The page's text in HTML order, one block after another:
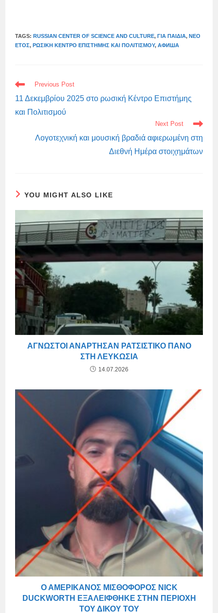
TAGS:RUSSIAN CENTER OF SCIENCE AND CULTURE, ΓΙΑ ΠΑΙΔΙΆ, ΝΈΟ
ΈΤΟΣ, ΡΩΣΙΚΉ ΚΈΝΤΡΟ ΕΠΙΣΤΉΜΗΣ ΚΑΙ ΠΟΛΙΤΙΣΜΟΎ, АФИША
READ
MORE
ARTICLES
Previous Post
11 Δεκεμβρίου 2025 στο ρωσική Κέντρο Επιστήμης
και Πολιτισμού
Next Post
Λογοτεχνική και μουσική βραδιά αφιερωμένη στη
Διεθνή Ημέρα στοιχημάτων
YOU MIGHT ALSO LIKE
ΆΓΝΩΣΤΟΙ ΑΝΆΡΤΗΣΑΝ ΡΑΤΣΙΣΤΙΚΌ ΠΑΝΌ
ΣΤΗ ΛΕΥΚΩΣΊΑ
14.07.2026
Ο ΑΜΕΡΙΚΑΝΌΣ ΜΙΣΘΟΦΌΡΟΣ NICK
DUCKWORTH ΕΞΑΛΕΊΦΘΗΚΕ ΣΤΗΝ ΠΕΡΙΟΧΉ
ΤΟΥ ΔΙΚΟΎ ΤΟΥ